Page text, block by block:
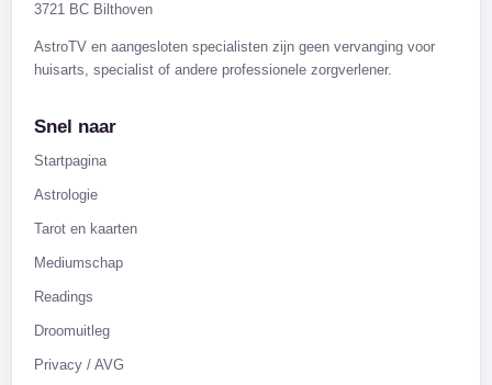
3721 BC Bilthoven
AstroTV en aangesloten specialisten zijn geen vervanging voor
huisarts, specialist of andere professionele zorgverlener.
Snel naar
Startpagina
Astrologie
Tarot en kaarten
Mediumschap
Readings
Droomuitleg
Privacy / AVG